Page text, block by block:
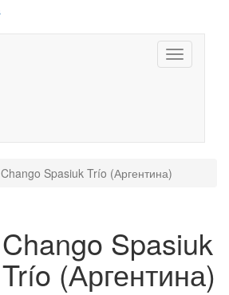
Toggle
navigation
Chango Spasiuk Trío (Аргентина)
Chango Spasiuk
Trío (Аргентина)